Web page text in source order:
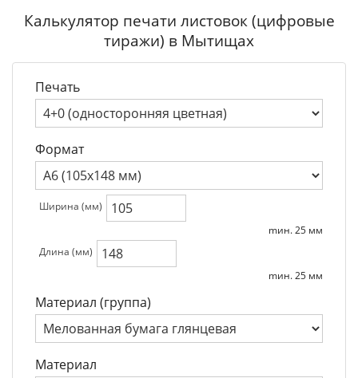
Калькулятор печати листовок (цифровые
тиражи) в Мытищах
Печать
Формат
Ширина (мм)
mин. 25 мм
Длина (мм)
mин. 25 мм
Материал (группа)
Материал